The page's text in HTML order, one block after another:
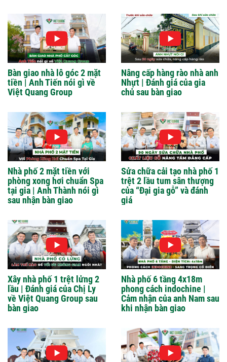
Bàn giao nhà lô góc 2 mặt
tiền | Anh Tiến nói gì về
Việt Quang Group
Nâng cấp hàng rào nhà anh
Nhựt | Đánh giá của gia
chủ sau bàn giao
Nhà phố 2 mặt tiền với
phòng xong hơi chuẩn Spa
tại gia | Anh Thành nói gì
sau nhận bàn giao
Sửa chữa cải tạo nhà phố 1
trệt 2 lầu tum sân thượng
của “Đại gia gỗ” và đánh
giá
Xây nhà phố 1 trệt lửng 2
lầu | Đánh giá của Chị Ly
về Việt Quang Group sau
bàn giao
Nhà phố 6 tầng 4x18m
phong cách indochine |
Cảm nhận của anh Nam sau
khi nhận bàn giao